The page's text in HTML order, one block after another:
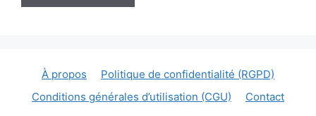
À propos
Politique de confidentialité (RGPD)
Conditions générales d’utilisation (CGU)
Contact